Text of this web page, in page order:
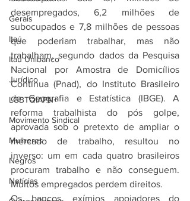
Gerais
Itaú
Itaú Unibanco
Jurídico
LGBTQIAPN+
Movimento Sindical
Mulheres
Negros
Notícias
desempregados, 6,2 milhões de
subocupados e 7,8 milhões de pessoas
que poderiam trabalhar, mas não
trabalham, segundo dados da Pesquisa
Nacional por Amostra de Domicílios
Contínua (Pnad), do Instituto Brasileiro
de Geografia e Estatística (IBGE). A
reforma trabalhista do pós golpe,
aprovada sob o pretexto de ampliar o
mercado de trabalho, resultou no
inverso: um em cada quatro brasileiros
procuram trabalho e não conseguem.
Muitos empregados perdem direitos.
Os bancos, exímios apoiadores do